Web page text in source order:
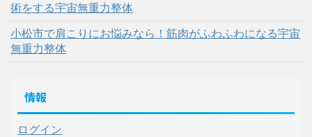
術をする宇宙無重力整体
小松市で肩こりにお悩みなら！筋肉がふわふわになる宇宙
無重力整体
情報
ログイン